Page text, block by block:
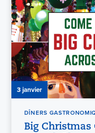
3 janvier
DÎNERS
Big Christmas